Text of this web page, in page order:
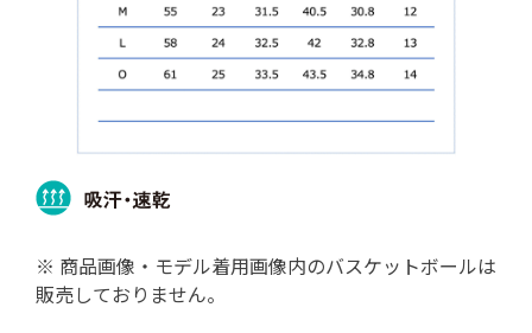
※ 商品画像・モデル着用画像内のバスケットボールは
販売しておりません。